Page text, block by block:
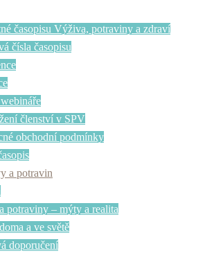
časopisu Výživa, potraviny a zdraví
čísla časopisu
členství v SPV
obchodní podmínky
a potravin
potraviny – mýty a realita
a ve světě
doporučení